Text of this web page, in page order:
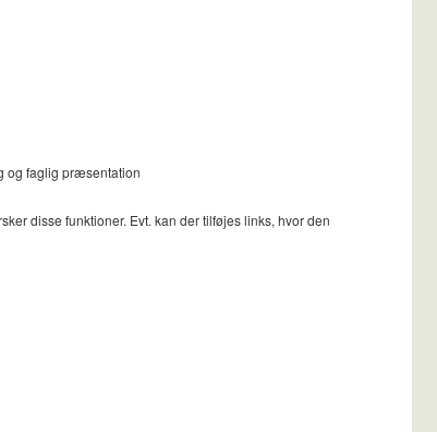
og faglig præsentation
disse funktioner. Evt. kan der tilføjes links, hvor den